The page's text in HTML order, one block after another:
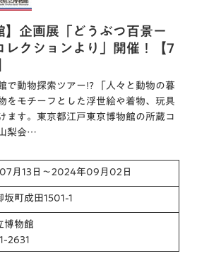
】企画展「どうぶつ百景ー
レクションより」開催！【7
で動物探索ツアー!? 「人々と動物の暮
をモチーフとした浮世絵や着物、玩具
ます。東京都江戸東京博物館の所蔵コ
梨会…
月13日～2024年09月02日
坂町成田1501-1
博物館
2631